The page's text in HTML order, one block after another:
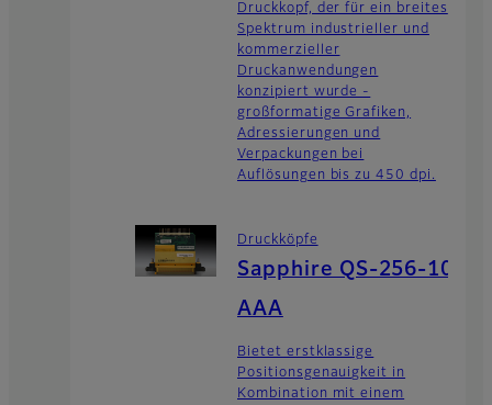
Druckkopf, der für ein breites
Spektrum industrieller und
kommerzieller
Druckanwendungen
konzipiert wurde -
großformatige Grafiken,
Adressierungen und
Verpackungen bei
Auflösungen bis zu 450 dpi.
Druckköpfe
Sapphire QS-256-10
AAA
Bietet erstklassige
Positionsgenauigkeit in
Kombination mit einem